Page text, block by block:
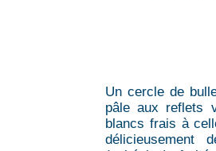
Un cercle de
pâle aux reflets
blancs frais à
délicieusement